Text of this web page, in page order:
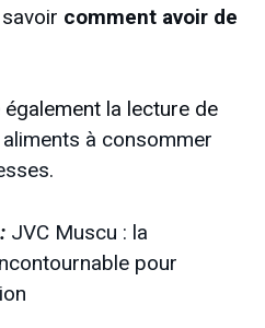
comment avoir de
la lecture de
à consommer
.
JVC Muscu : la
pour